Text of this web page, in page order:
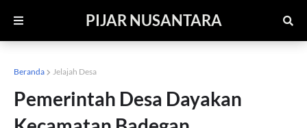
PIJAR NUSANTARA
Beranda Jelajah Desa
Pemerintah Desa Dayakan